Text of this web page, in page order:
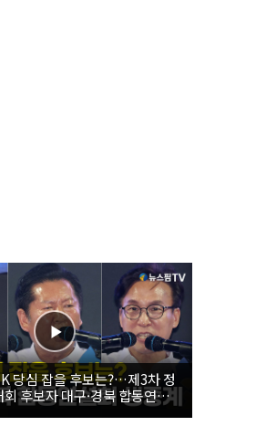
당심 잡을 후보는?…제3차 정
후보자 대구·경북 합동연설